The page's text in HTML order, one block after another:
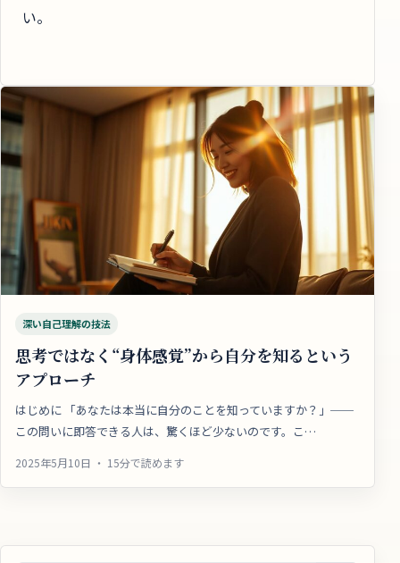
い。
深い自己理解の技法
思考ではなく“身体感覚”から自分を知るという
アプローチ
はじめに 「あなたは本当に自分のことを知っていますか？」──
この問いに即答できる人は、驚くほど少ないのです。こ…
2025年5月10日 ・ 15分で読めます